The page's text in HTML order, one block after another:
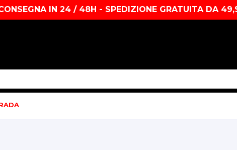
IN 24 / 48H - SPEDIZIONE GRATUITA DA